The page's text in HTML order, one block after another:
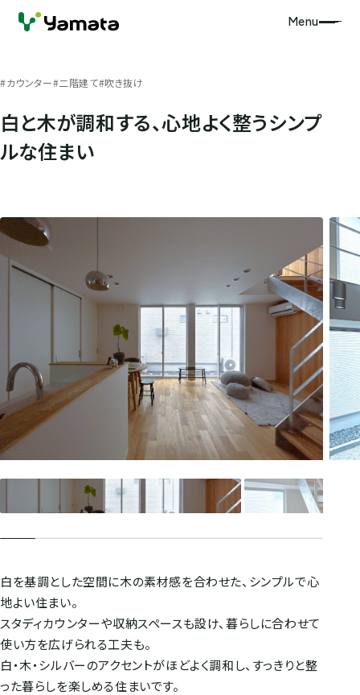
Menu
#カウンター#二階建て#吹き抜け
白と木が調和する、心地よく整うシンプ
ルな住まい
白を基調とした空間に木の素材感を合わせた、シンプルで心
地よい住まい。
スタディカウンターや収納スペースも設け、暮らしに合わせて
使い方を広げられる工夫も。
白・木・シルバーのアクセントがほどよく調和し、すっきりと整
った暮らしを楽しめる住まいです。